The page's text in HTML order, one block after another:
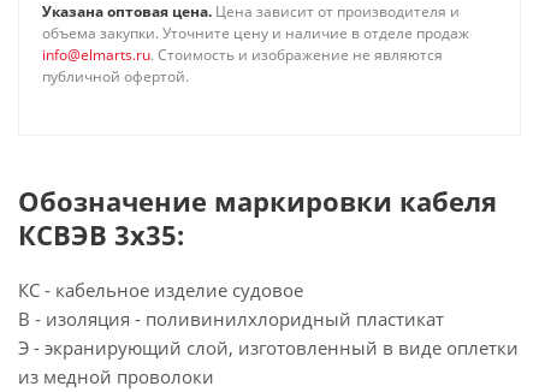
Указана оптовая цена. Цена зависит от производителя и
объема закупки. Уточните цену и наличие в отделе продаж
info@elmarts.ru. Стоимость и изображение не являются
публичной офертой.
Обозначение маркировки кабеля
КСВЭВ 3х35:
КС - кабельное изделие судовое
В - изоляция - поливинилхлоридный пластикат
Э - экранирующий слой, изготовленный в виде оплетки
из медной проволоки